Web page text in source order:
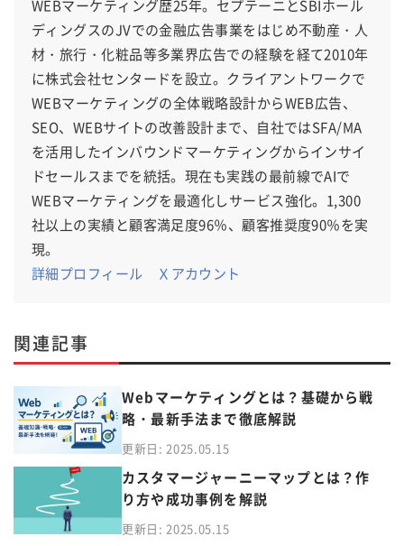
WEBマーケティング歴25年。セプテーニとSBIホール
ディングスのJVでの金融広告事業をはじめ不動産・人
材・旅行・化粧品等多業界広告での経験を経て2010年
に株式会社センタードを設立。クライアントワークで
WEBマーケティングの全体戦略設計からWEB広告、
SEO、WEBサイトの改善設計まで、自社ではSFA/MA
を活用したインバウンドマーケティングからインサイ
ドセールスまでを統括。現在も実践の最前線でAIで
WEBマーケティングを最適化しサービス強化。1,300
社以上の実績と顧客満足度96％、顧客推奨度90％を実
現。
詳細プロフィール
Ｘアカウント
関連記事
Webマーケティングとは？基礎から戦
略・最新手法まで徹底解説
更新日: 2025.05.15
カスタマージャーニーマップとは？作
り方や成功事例を解説
更新日: 2025.05.15